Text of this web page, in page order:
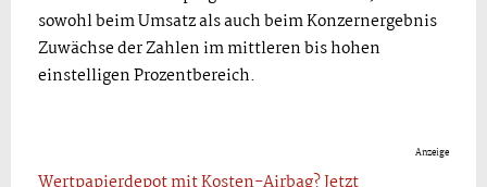
sowohl beim Umsatz als auch beim Konzernergebnis
Zuwächse der Zahlen im mittleren bis hohen
einstelligen Prozentbereich.
Anzeige